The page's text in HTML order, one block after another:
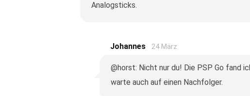
Analogsticks.
Johannes 24 März
@horst: Nicht nur du! Die PSP Go fand
warte auch auf einen Nachfolger.